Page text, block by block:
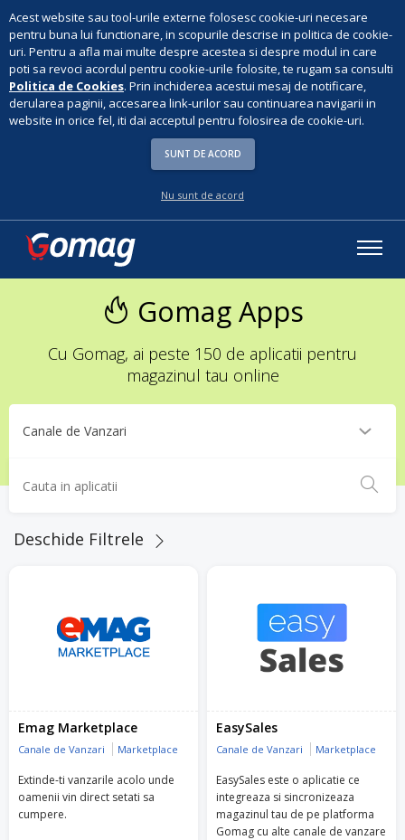
Acest website sau tool-urile externe folosesc cookie-uri necesare
pentru buna lui functionare, in scopurile descrise in politica de cookie-
uri. Pentru a afla mai multe despre acestea si despre modul in care
poti sa revoci acordul pentru cookie-urile folosite, te rugam sa consulti
Politica de Cookies. Prin inchiderea acestui mesaj de notificare,
derularea paginii, accesarea link-urilor sau continuarea navigarii in
website in orice fel, iti dai acceptul pentru folosirea de cookie-uri.
SUNT DE ACORD
Nu sunt de acord
Gomag Apps
Cu Gomag, ai peste 150 de aplicatii pentru
magazinul tau online
Deschide Filtrele
Emag Marketplace
Canale de Vanzari Marketplace
Extinde-ti vanzarile acolo unde
oamenii vin direct setati sa
cumpere.
EasySales
Canale de Vanzari Marketplace
EasySales este o aplicatie ce
integreaza si sincronizeaza
magazinul tau de pe platforma
Gomag cu alte canale de vanzare